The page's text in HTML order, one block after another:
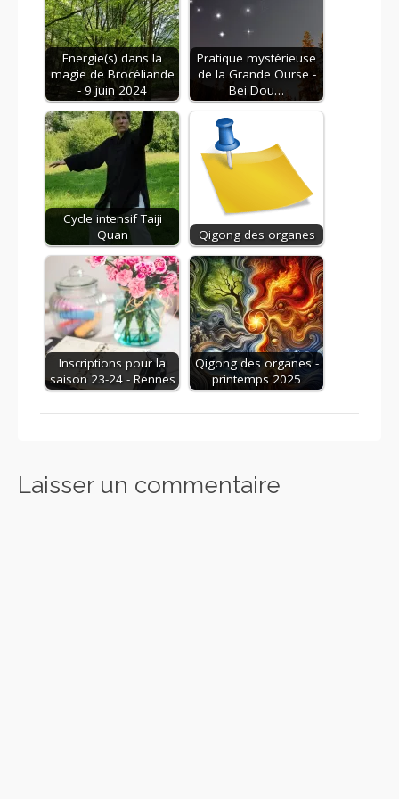
Energie(s) dans la
magie de Brocéliande
- 9 juin 2024
Pratique mystérieuse
de la Grande Ourse -
Bei Dou…
Cycle intensif Taiji
Quan
Qigong des organes
Inscriptions pour la
saison 23-24 - Rennes
Qigong des organes -
printemps 2025
Laisser un commentaire